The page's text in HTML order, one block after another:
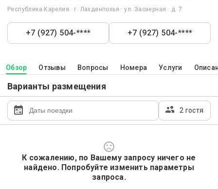
Республика Карелия · г. Лахденпохья · ул. Заозерная · д. 7
+7 (927) 504-**** +7 (927) 504-****
Обзор Отзывы Вопросы Номера Услуги
Варианты размещения
2 гостя
К сожалению, по Вашему запросу ничего не
найдено. Попробуйте изменить параметры
запроса.